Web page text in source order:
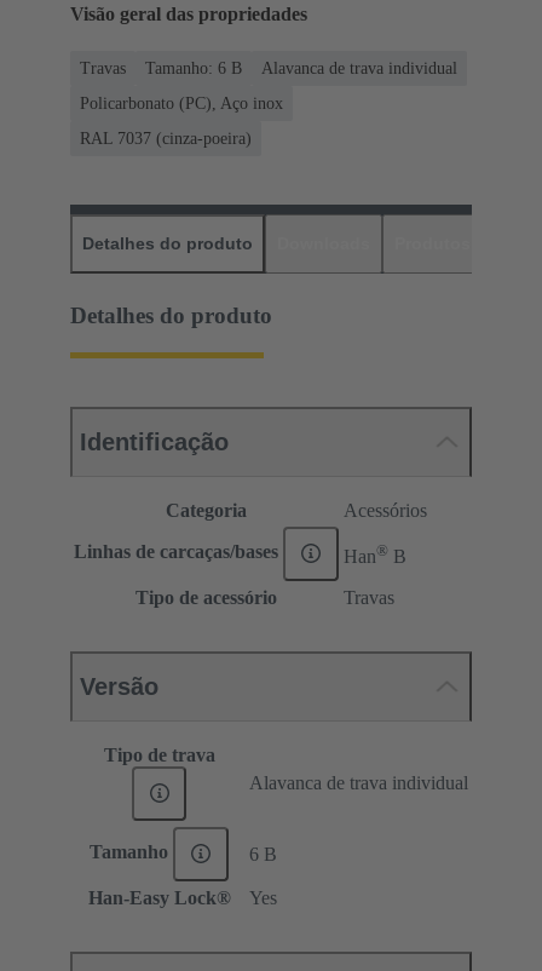
Visão geral das propriedades
Travas Tamanho: 6 B
Alavanca de trava individual
Policarbonato (PC), Aço inox
RAL 7037 (cinza-poeira)
Detalhes do produto
Detalhes do produto
Identificação
Categoria Acessórios
Linhas de carcaças/bases Han® B
Tipo de acessório
Travas
Versão
Tipo de trava
Alavanca de trava individual
Tamanho 6 B
Han-Easy Lock® Yes